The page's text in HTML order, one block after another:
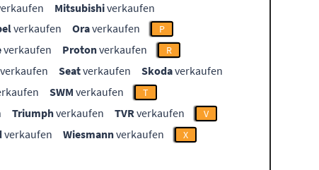
Mitsubishiverkaufen
verkaufen Oraverkaufen P
verkaufen Protonverkaufen R
verkaufen Seatverkaufen Skodaverkaufen
SWM verkaufen T
Triumphverkaufen TVRverkaufen V
verkaufen Wiesmannverkaufen X